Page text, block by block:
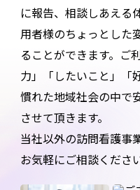
に報告、相談しあえる
用者様のちょっとした
ることができます。ご
力」「したいこと」「
慣れた地域社会の中で
させて頂きます。
当社以外の訪問看護事
お気軽にご相談ください